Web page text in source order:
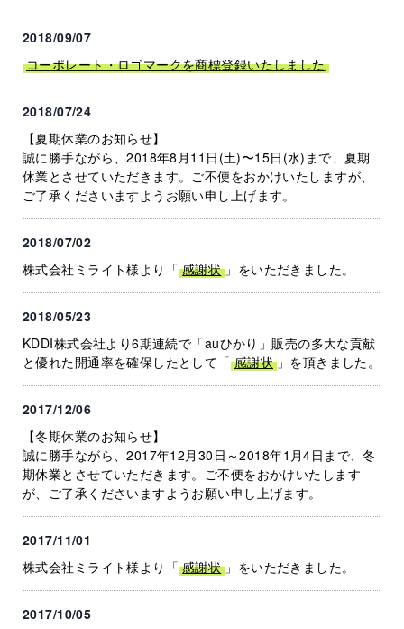
2018/09/07
コーポレート・ロゴマークを商標登録いたしました
2018/07/24
【夏期休業のお知らせ】
誠に勝手ながら、2018年8月11日(土)〜15日(水)まで、夏期
休業とさせていただきます。ご不便をおかけいたしますが、
ご了承くださいますようお願い申し上げます。
2018/07/02
株式会社ミライト様より「 感謝状 」をいただきました。
2018/05/23
KDDI株式会社より6期連続で「auひかり」販売の多大な貢献
と優れた開通率を確保したとして「 感謝状 」を頂きました。
2017/12/06
【冬期休業のお知らせ】
誠に勝手ながら、2017年12月30日～2018年1月4日まで、冬
期休業とさせていただきます。ご不便をおかけいたします
が、ご了承くださいますようお願い申し上げます。
2017/11/01
株式会社ミライト様より「 感謝状 」をいただきました。
2017/10/05